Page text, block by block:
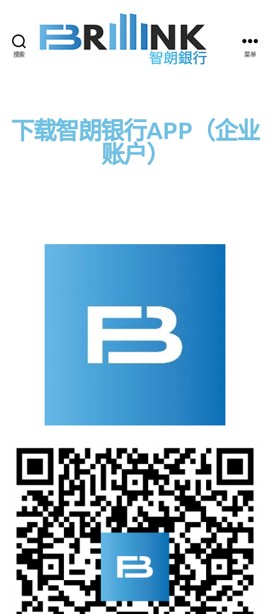
搜索 菜单
下载智朗银行APP（企业
账户）